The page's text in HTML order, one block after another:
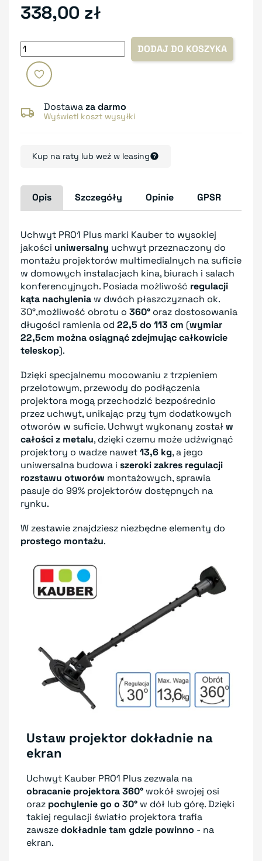
338,00 zł
DODAJ DO KOSZYKA
Dostawaza darmo
Wyświetl koszt wysyłki
Kup na raty lub weź w leasing
Opis Szczegóły Opinie GPSR
Uchwyt PRO1 Plus marki Kauber to wysokiej
jakości uniwersalny uchwyt przeznaczony do
montażu projektorów multimedialnych na suficie
w domowych instalacjach kina, biurach i salach
konferencyjnych. Posiada możliwość regulacji
kąta nachylenia w dwóch płaszczyznach ok.
30°,możliwość obrotu o 360° oraz dostosowania
długości ramienia od 22,5 do 113 cm (wymiar
22,5cm można osiągnąć zdejmując całkowicie
teleskop).
Dzięki specjalnemu mocowaniu z trzpieniem
przelotowym, przewody do podłączenia
projektora mogą przechodzić bezpośrednio
przez uchwyt, unikając przy tym dodatkowych
otworów w suficie. Uchwyt wykonany zostałw
całości z metalu, dzięki czemu może udźwignąć
projektory o wadze nawet13,6 kg, a jego
uniwersalna budowa i szeroki zakres regulacji
rozstawu otworów montażowych, sprawia
pasuje do 99% projektorów dostępnych na
rynku.
W zestawie znajdziesz niezbędne elementy do
prostego montażu.
Ustaw projektor dokładnie na
ekran
Uchwyt Kauber PRO1 Plus zezwala na
obracanie projektora 360° wokół swojej osi
oraz pochylenie go o 30° w dół lub górę. Dzięki
takiej regulacji światło projektora trafia
zawszedokładnie tam gdzie powinno - na
ekran.